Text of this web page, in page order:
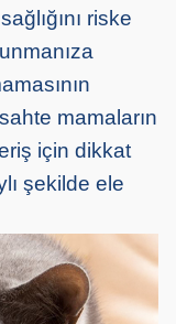
riske
mamaların
için dikkat
şekilde ele